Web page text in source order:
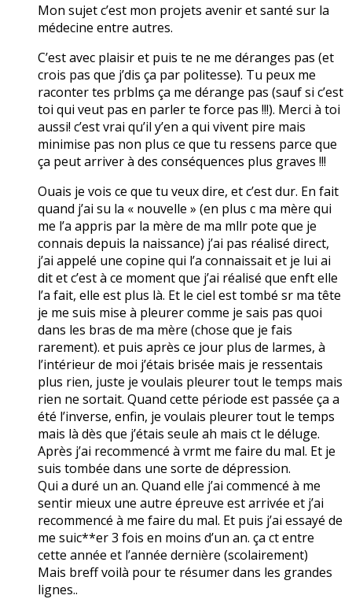
Mon sujet c’est mon projets avenir et santé sur la
médecine entre autres.
C’est avec plaisir et puis te ne me déranges pas (et
crois pas que j’dis ça par politesse). Tu peux me
raconter tes prblms ça me dérange pas (sauf si c’est
toi qui veut pas en parler te force pas !!!). Merci à toi
aussi! c’est vrai qu’il y’en a qui vivent pire mais
minimise pas non plus ce que tu ressens parce que
ça peut arriver à des conséquences plus graves !!!
Ouais je vois ce que tu veux dire, et c’est dur. En fait
quand j’ai su la « nouvelle » (en plus c ma mère qui
me l’a appris par la mère de ma mllr pote que je
connais depuis la naissance) j’ai pas réalisé direct,
j’ai appelé une copine qui l’a connaissait et je lui ai
dit et c’est à ce moment que j’ai réalisé que enft elle
l’a fait, elle est plus là. Et le ciel est tombé sr ma tête
je me suis mise à pleurer comme je sais pas quoi
dans les bras de ma mère (chose que je fais
rarement). et puis après ce jour plus de larmes, à
l’intérieur de moi j’étais brisée mais je ressentais
plus rien, juste je voulais pleurer tout le temps mais
rien ne sortait. Quand cette période est passée ça a
été l’inverse, enfin, je voulais pleurer tout le temps
mais là dès que j’étais seule ah mais ct le déluge.
Après j’ai recommencé à vrmt me faire du mal. Et je
suis tombée dans une sorte de dépression.
Qui a duré un an. Quand elle j’ai commencé à me
sentir mieux une autre épreuve est arrivée et j’ai
recommencé à me faire du mal. Et puis j’ai essayé de
me suic**er 3 fois en moins d’un an. ça ct entre
cette année et l’année dernière (scolairement)
Mais breff voilà pour te résumer dans les grandes
lignes..